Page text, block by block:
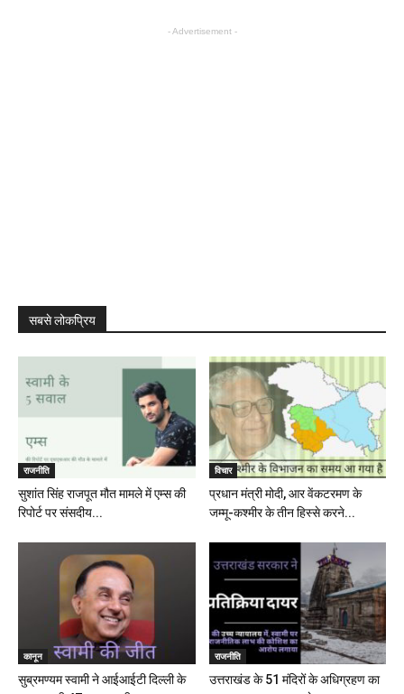
- Advertisement -
सबसे लोकप्रिय
राजनीति
सुशांत सिंह राजपूत मौत मामले में एम्स की
रिपोर्ट पर संसदीय...
विचार
प्रधान मंत्री मोदी, आर वेंकटरमण के
जम्मू-कश्मीर के तीन हिस्से करने...
कानून
सुब्रमण्यम स्वामी ने आईआईटी दिल्ली के
राजनीति
उत्तराखंड के 51 मंदिरों के अधिग्रहण का